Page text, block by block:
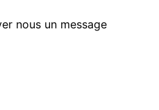
nous un message